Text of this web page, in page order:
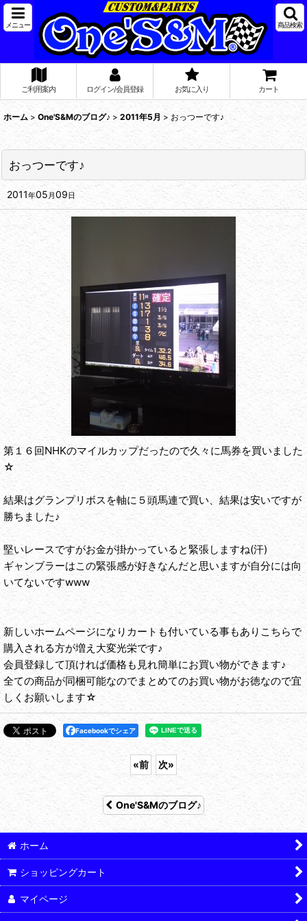
メニュー 商品検索
ご利用案内 ログイン/会員登録 お気に入り カート
ホーム > One'S&Mのブログ♪ > 2011年5月 > おっつーです♪
おっつーです♪
2011年05月09日
第１６回NHKのマイルカップだったので久々に馬券を買いました
☆
結果はグランプリボスを軸に５頭馬連で買い、結果は安いですが
勝ちました♪
堅いレースですがお金が掛かっていると緊張しますね(汗)
ギャンブラーはこの緊張感が好きなんだと思いますが自分には向
いてないですwww
新しいホームページになりカートも付いている事もありこちらで
購入される方が増え大変光栄です♪
会員登録して頂ければ価格も見れ簡単にお買い物ができます♪
全ての商品が同梱可能なのでまとめてのお買い物がお徳なので宜
しくお願いします☆
Facebookでシェア
«前 次»
One'S&Mのブログ♪
ホーム
ショッピングカート
マイページ